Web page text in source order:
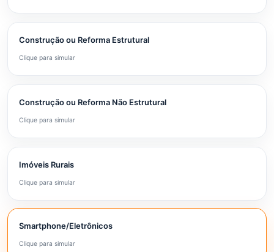
Construção ou Reforma Estrutural
Clique para simular
Construção ou Reforma Não Estrutural
Clique para simular
Imóveis Rurais
Clique para simular
Smartphone/Eletrônicos
Clique para simular